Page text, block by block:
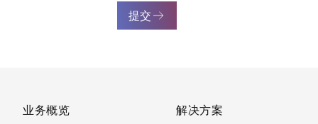
提交
业务概览
解决方案